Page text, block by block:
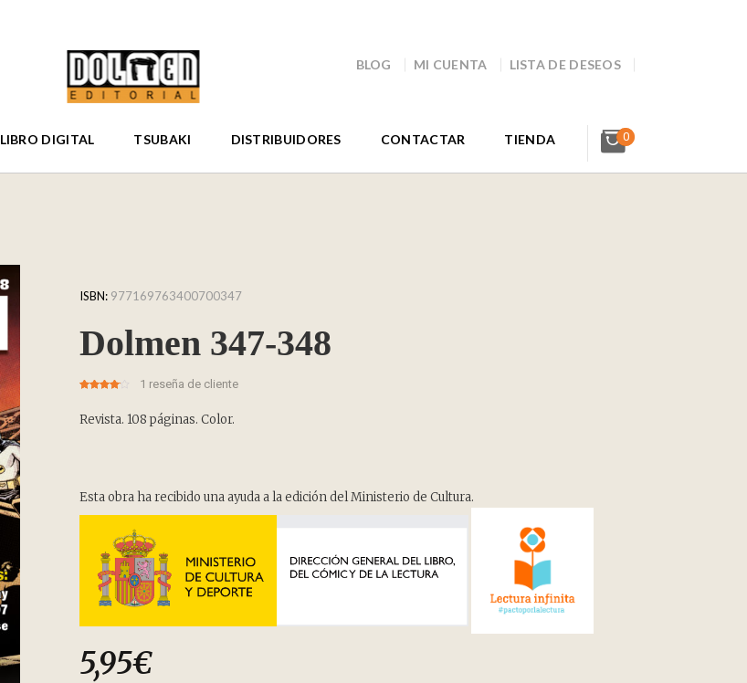
BLOG MI CUENTA LISTA DE DESEOS
LIBRO DIGITAL TSUBAKI DISTRIBUIDORES CONTACTAR TIENDA 0
ISBN: 977169763400700347
Dolmen 347-348
on
customer
1 reseña de cliente
Revista. 108 páginas. Color.
Esta obra ha recibido una ayuda a la edición del Ministerio de Cultura.
5,95€